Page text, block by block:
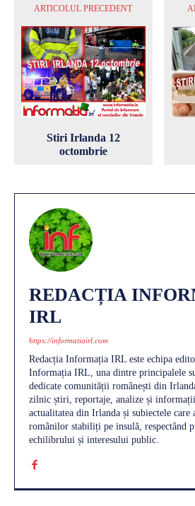
ARTICOLUL PRECEDENT
Stiri Irlanda 12
octombrie
REDACȚIA
IRL
https://informatiairl.com
Redacția Informația IRL este echipa
Informația IRL, una dintre principalele
dedicate comunității românești din
zilnic știri, reportaje, analize și
actualitatea din Irlanda și subiectele care
românilor stabiliți pe insulă, respectând
echilibrului și interesului public.